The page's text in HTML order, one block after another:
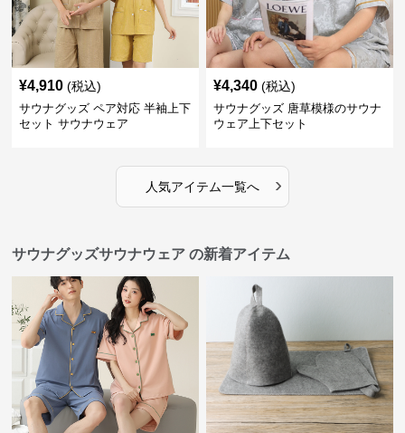
¥4,910 (税込)
サウナグッズ ペア対応 半袖上下
セット サウナウェア
¥4,340 (税込)
サウナグッズ 唐草模様のサウナ
ウェア上下セット
人気アイテム一覧へ ›
サウナグッズサウナウェア の新着アイテム